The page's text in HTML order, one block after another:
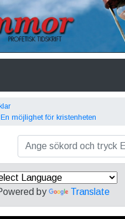
möjlighet för kristenheten
by Translate